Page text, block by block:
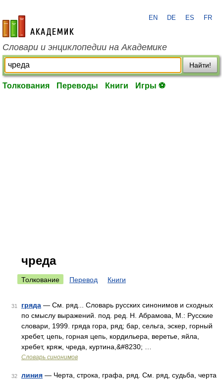
academic.ru
EN DE ES FR
Словари и энциклопедии на Академике
Найти!
Толкования Переводы Книги Игры ⚽
чреда
Толкование Перевод Книги
31 гряда — См. ряд... Словарь русских синонимов и сходных
по смыслу выражений. под. ред. Н. Абрамова, М.: Русские
словари, 1999. гряда гора, ряд; бар, сельга, эскер, горный
хребет, цепь, горная цепь, кордильера, веретье, яйла,
хребет, кряж, чреда, куртина,&#8230; …
Словарь синонимов
32 линия — Черта, строка, графа, ряд. См. ряд, судьба, черта